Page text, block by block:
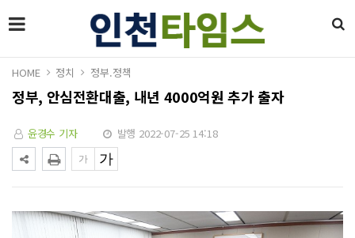
HOME 정치 정부.정책
정부, 안심전환대출, 내년 4000억원 추가 출자
윤경수 기자 발행 2022-07-25 14:18